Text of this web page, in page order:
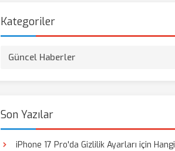
Kategoriler
Güncel Haberler
Son Yazılar
iPhone 17 Pro'da Gizlilik Ayarları için Hangi